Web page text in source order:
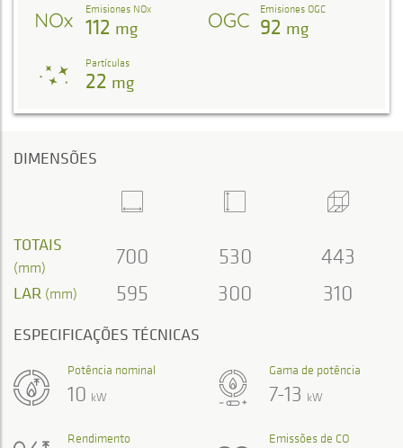
Emisiones NOx
112 mg
Emisiones OGC
92 mg
Partículas
22 mg
DIMENSÕES
TOTAIS
(mm) 700 530 443
LAR (mm) 595 300 310
ESPECIFICAÇÕES TÉCNICAS
Gama de potência
7-13 kW
Potência nominal
10 kW
Rendimento Emissões de CO